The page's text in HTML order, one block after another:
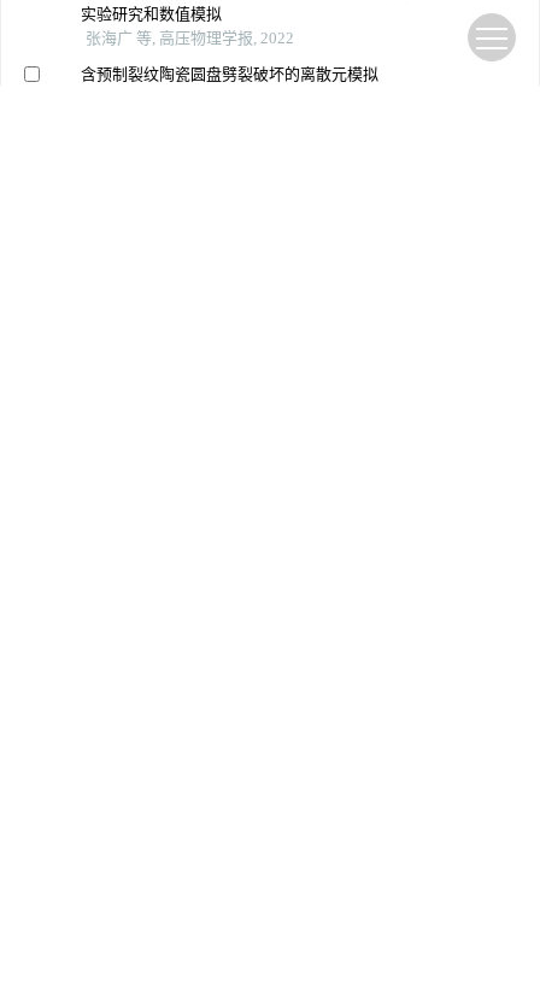
实验研究和数值模拟
张海广 等, 高压物理学报, 2022
含预制裂纹陶瓷圆盘劈裂破坏的离散元模拟